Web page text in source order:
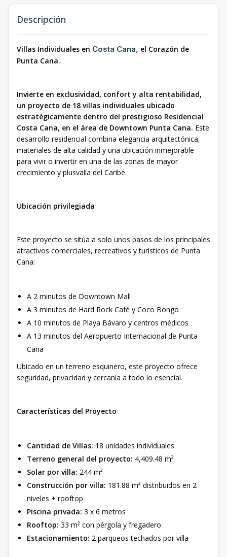
Descripción
Villas Individuales en Costa Cana, el Corazón de
Punta Cana.
Invierte en exclusividad, confort y alta rentabilidad,
un proyecto de 18 villas individuales ubicado
estratégicamente dentro del prestigioso Residencial
Costa Cana, en el área de Downtown Punta Cana. Este
desarrollo residencial combina elegancia arquitectónica,
materiales de alta calidad y una ubicación inmejorable
para vivir o invertir en una de las zonas de mayor
crecimiento y plusvalía del Caribe.
Ubicación privilegiada
Este proyecto se sitúa a solo unos pasos de los principales
atractivos comerciales, recreativos y turísticos de Punta
Cana:
A 2 minutos de Downtown Mall
A 3 minutos de Hard Rock Café y Coco Bongo
A 10 minutos de Playa Bávaro y centros médicos
A 13 minutos del Aeropuerto Internacional de Punta
Cana
Ubicado en un terreno esquinero, este proyecto ofrece
seguridad, privacidad y cercanía a todo lo esencial.
Características del Proyecto
Cantidad de Villas: 18 unidades individuales
Terreno general del proyecto: 4,409.48 m²
Solar por villa: 244 m²
Construcción por villa: 181.88 m² distribuidos en 2
niveles + rooftop
Piscina privada: 3 x 6 metros
Rooftop: 33 m² con pérgola y fregadero
Estacionamiento: 2 parqueos techados por villa